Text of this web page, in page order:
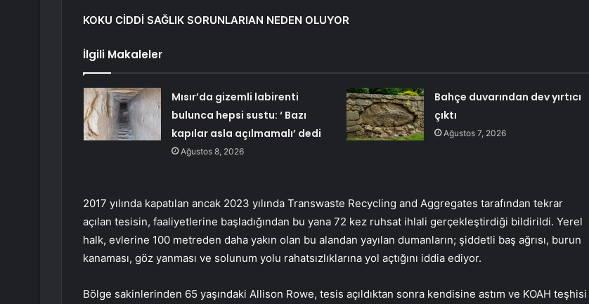
KOKU CİDDİ SAĞLIK SORUNLARIAN NEDEN OLUYOR
İlgili Makaleler
Mısır’da gizemli labirenti
bulunca hepsi sustu: ‘ Bazı
kapılar asla açılmamalı’ dedi
Ağustos 8, 2026
Bahçe duvarından dev yırtıcı
çıktı
Ağustos 7, 2026
2017 yılında kapatılan ancak 2023 yılında Transwaste Recycling and Aggregates tarafından tekrar
açılan tesisin, faaliyetlerine başladığından bu yana 72 kez ruhsat ihlali gerçekleştirdiği bildirildi. Yerel
halk, evlerine 100 metreden daha yakın olan bu alandan yayılan dumanların; şiddetli baş ağrısı, burun
kanaması, göz yanması ve solunum yolu rahatsızlıklarına yol açtığını iddia ediyor.
Bölge sakinlerinden 65 yaşındaki Allison Rowe, tesis açıldıktan sonra kendisine astım ve KOAH teşhisi